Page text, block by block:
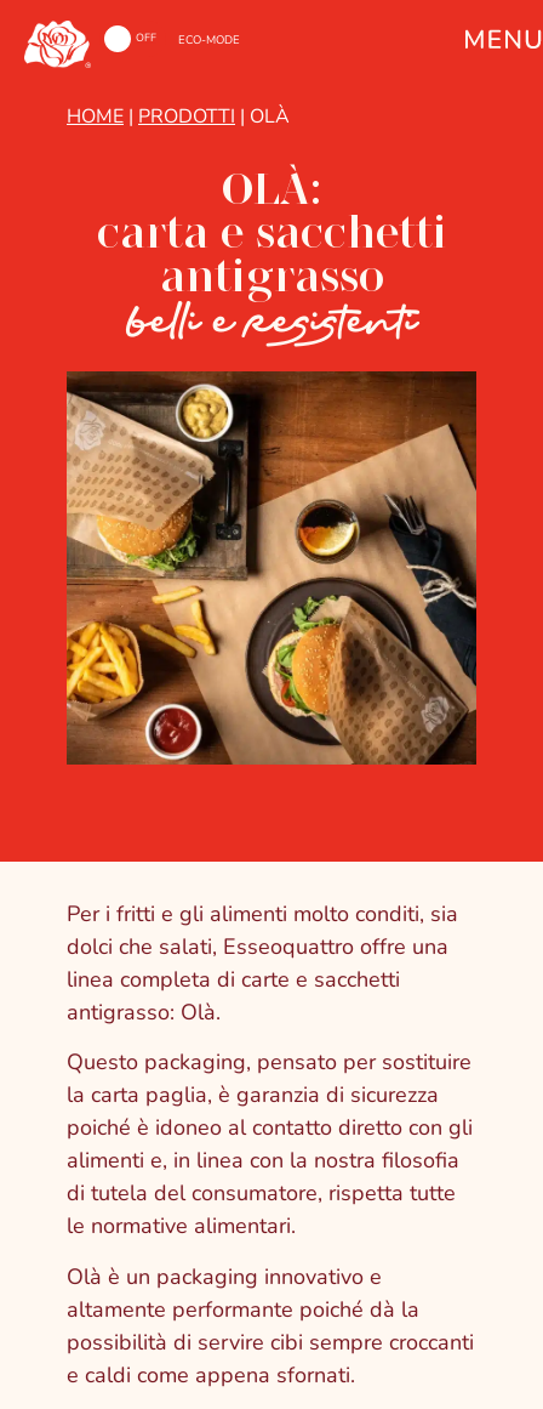
ON OFF ECO-MODE
HOME | PRODOTTI | OLÀ
OLÀ:
carta e sacchetti
antigrasso
belli e resistenti
Per i fritti e gli alimenti molto conditi, sia
dolci che salati, Esseoquattro offre una
linea completa di carte e sacchetti
antigrasso: Olà.
Questo packaging, pensato per sostituire
la carta paglia, è garanzia di sicurezza
poiché è idoneo al contatto diretto con gli
alimenti e, in linea con la nostra filosofia
di tutela del consumatore, rispetta tutte
le normative alimentari.
Olà è un packaging innovativo e
altamente performante poiché dà la
possibilità di servire cibi sempre croccanti
e caldi come appena sfornati.